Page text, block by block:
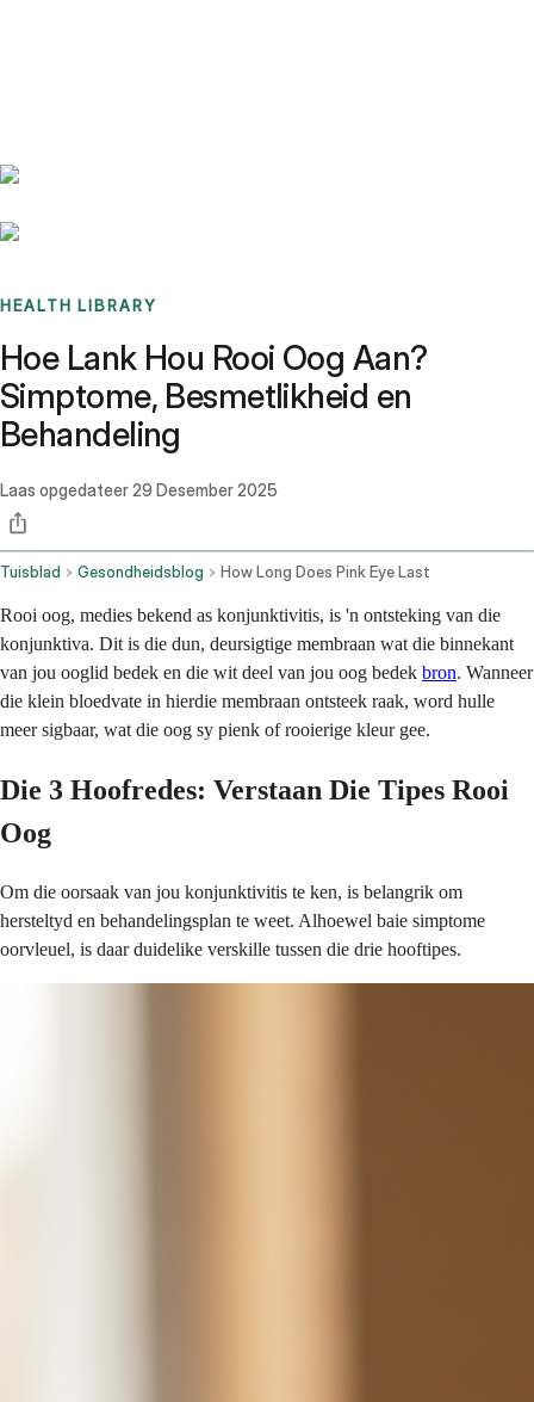
HEALTH LIBRARY
Hoe Lank Hou Rooi Oog Aan?
Simptome, Besmetlikheid en
Behandeling
Laas opgedateer29 Desember 2025
Tuisblad Gesondheidsblog How Long Does Pink Eye Last
Rooi oog, medies bekend as konjunktivitis, is 'n ontsteking van die
konjunktiva. Dit is die dun, deursigtige membraan wat die binnekant
van jou ooglid bedek en die wit deel van jou oog bedek bron. Wanneer
die klein bloedvate in hierdie membraan ontsteek raak, word hulle
meer sigbaar, wat die oog sy pienk of rooierige kleur gee.
Die 3 Hoofredes: Verstaan Die Tipes Rooi
Oog
Om die oorsaak van jou konjunktivitis te ken, is belangrik om
hersteltyd en behandelingsplan te weet. Alhoewel baie simptome
oorvleuel, is daar duidelike verskille tussen die drie hooftipes.